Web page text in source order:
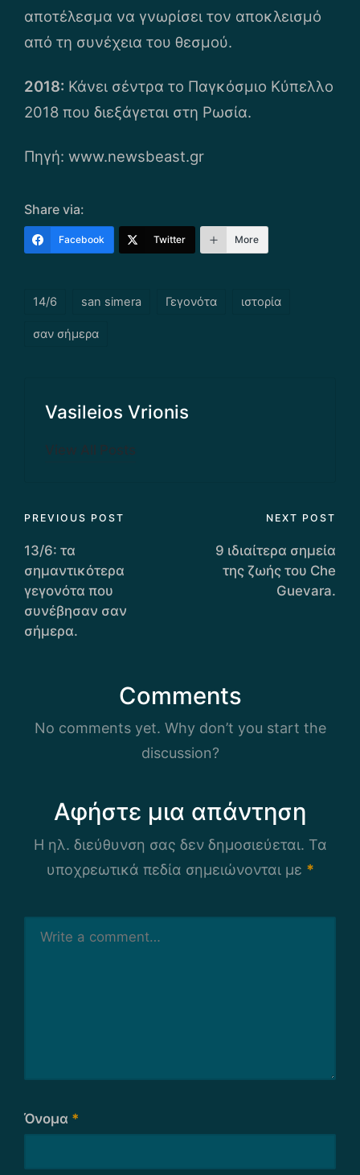
αποτέλεσμα να γνωρίσει τον αποκλεισμό
από τη συνέχεια του θεσμού.
2018: Κάνει σέντρα το Παγκόσμιο Κύπελλο
2018 που διεξάγεται στη Ρωσία.
Πηγή: www.newsbeast.gr
Share via:
Facebook Twitter More
Tags:
14/6 san simera Γεγονότα ιστορία
σαν σήμερα
Vasileios Vrionis
View All Posts
Post
navigation
PREVIOUS POST
13/6: τα
σημαντικότερα
γεγονότα που
συνέβησαν σαν
σήμερα.
NEXT POST
9 ιδιαίτερα σημεία
της ζωής του Che
Guevara.
Comments
No comments yet. Why don’t you start the
discussion?
Αφήστε μια απάντηση
Η ηλ. διεύθυνση σας δεν δημοσιεύεται. Τα
υποχρεωτικά πεδία σημειώνονται με *
Όνομα *